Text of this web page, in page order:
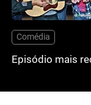
Comédia
Episódio mais